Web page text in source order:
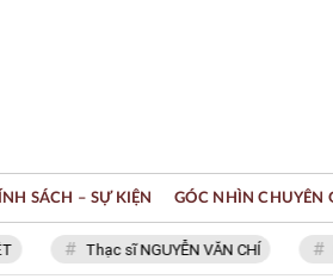
Thạc sĩ NGUYỄN VĂN CHÍ
SÁCH – SỰ KIỆN GÓC NHÌN CHUYÊN